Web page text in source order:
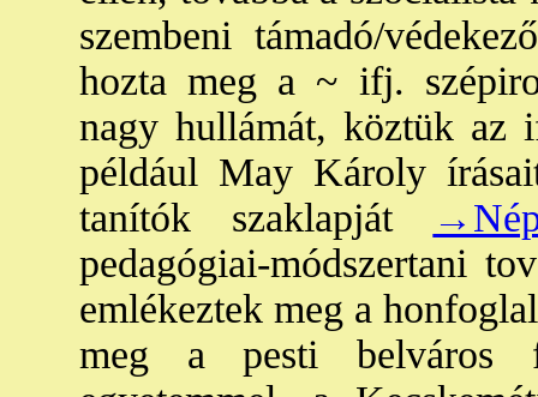
szembeni támadó/
hozta meg a ~ ifj.
nagy hullámát, köztük az
például May Károly
tanítók szaklapját
pedagógiai-módszertani
emlékeztek meg a
meg a pesti belváros